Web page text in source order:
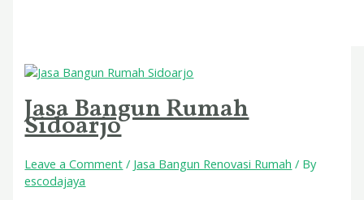
Jasa Bangun Rumah
Sidoarjo
Leave a Comment / Jasa Bangun Renovasi Rumah / By
escodajaya